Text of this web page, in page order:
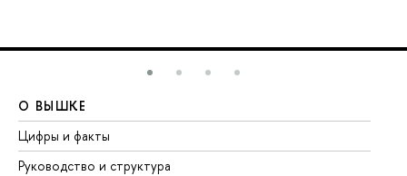
О ВЫШКЕ
Цифры и факты
Руководство и структура